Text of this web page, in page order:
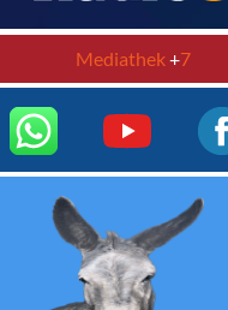
Mediathek+7